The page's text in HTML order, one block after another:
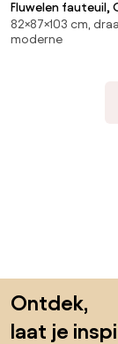
Fluwelen fauteuil,
ontwerp Emmanuel
82×87×103 cm,
moderne
Ontdek,
laat je